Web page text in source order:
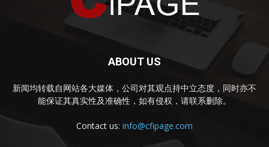
ABOUT US
新闻均转载自网站各大媒体，公司对其观点持中立态度，同时亦不
能保证其真实性及准确性，如有侵权，请联系删除。
Contact us: info@cfipage.com